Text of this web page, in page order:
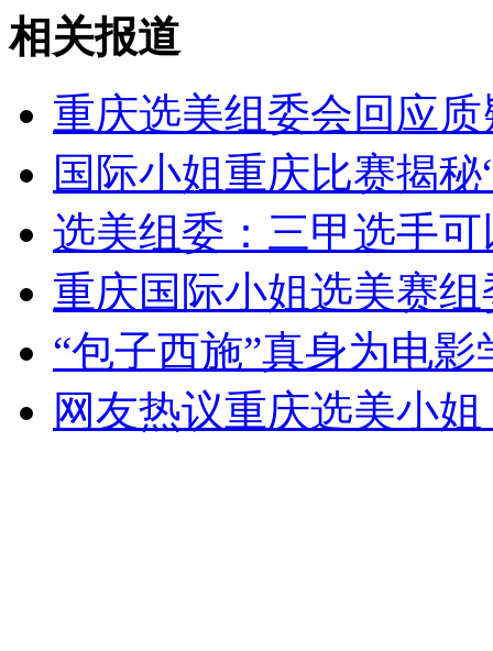
女孩北京地铁殴打老人 痛下狠手拳打脚踢
无痛分娩是否安全 医生回应
外交部：反对强权政治霸凌主义
外交部：有关国家言论片面不公正
相关报道
重庆选美组委会回应
国际小姐重庆比赛揭秘
选美组委：三甲选手
重庆国际小姐选美赛
“包子西施”真身为电
网友热议重庆选美小